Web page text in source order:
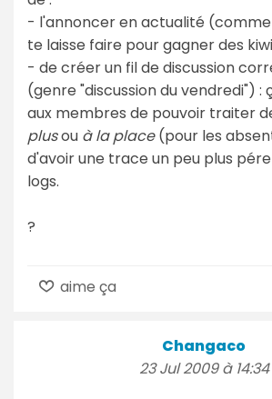
- l'annoncer en actualité
te laisse faire pour gagner des
- de créer un fil de discussion
(genre "discussion du vendredi")
aux membres de pouvoir traiter
plusou à la place(pour les
d'avoir une trace un peu plus
logs.
?
aime ça
Changaco
23 Jul 2009 à 14:34